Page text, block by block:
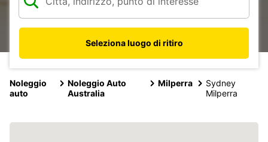
Seleziona luogo di ritiro
Noleggio
auto
Noleggio Auto
Australia
Milperra
Sydney
Milperra